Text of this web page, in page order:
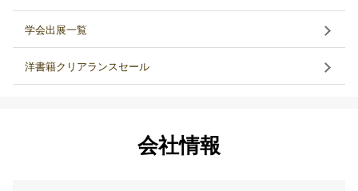
学会出展一覧
洋書籍クリアランスセール
会社情報